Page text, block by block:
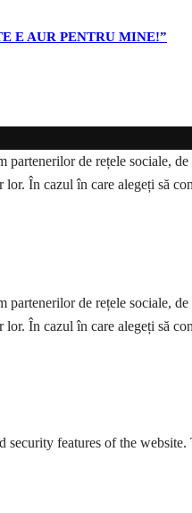
E AUR PENTRU MINE!”
de rețele sociale,
În cazul în care alegeți să
de rețele sociale,
În cazul în care alegeți să
features of the website.